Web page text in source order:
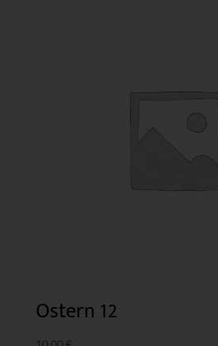
Ostern 12